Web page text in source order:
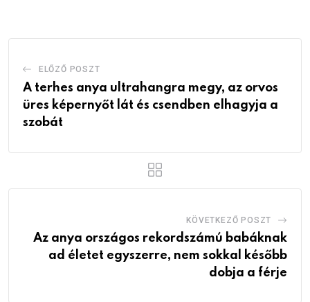
ELŐZŐ POSZT
A terhes anya ultrahangra megy, az orvos
üres képernyőt lát és csendben elhagyja a
szobát
KÖVETKEZŐ POSZT
Az anya országos rekordszámú babáknak
ad életet egyszerre, nem sokkal később
dobja a férje